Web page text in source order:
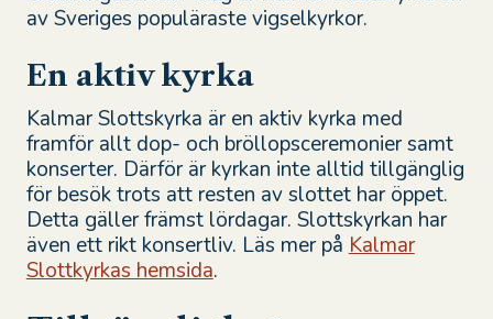
av Sveriges populäraste vigselkyrkor.
En aktiv kyrka
Kalmar Slottskyrka är en aktiv kyrka med
framför allt dop- och bröllopsceremonier samt
konserter. Därför är kyrkan inte alltid tillgänglig
för besök trots att resten av slottet har öppet.
Detta gäller främst lördagar. Slottskyrkan har
även ett rikt konsertliv. Läs mer påKalmar
Slottkyrkas hemsida.